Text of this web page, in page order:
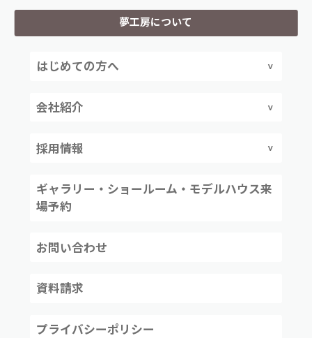
夢工房について
はじめての方へ
会社紹介
採用情報
ギャラリー・ショールーム・モデルハウス来
場予約
お問い合わせ
資料請求
プライバシーポリシー